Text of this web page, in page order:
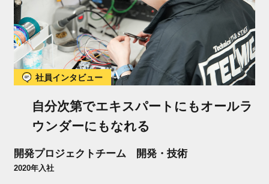
社員インタビュー
自分次第でエキスパートにもオールラ
ウンダーにもなれる
開発プロジェクトチーム 開発・技術
2020年入社